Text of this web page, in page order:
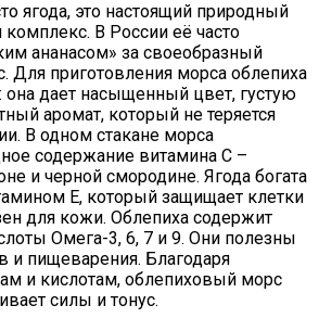
ягода, это настоящий природный
В России её часто
ананасом» за своеобразный
Для приготовления морса облепиха
она дает насыщенный цвет, густую
аромат, который не теряется
В одном стакане морса
содержание витамина С –
и черной смородине. Ягода богата
Е, который защищает клетки
для кожи. Облепиха содержит
Омега-3, 6, 7 и 9. Они полезны
и пищеварения. Благодаря
и кислотам, облепиховый морс
силы и тонус.